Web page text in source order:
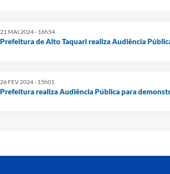
21 MAI 2024 - 16h54
Prefeitura de Alto Taquari realiza Audiência
26 FEV 2024 - 15h01
Prefeitura realiza Audiência Pública para